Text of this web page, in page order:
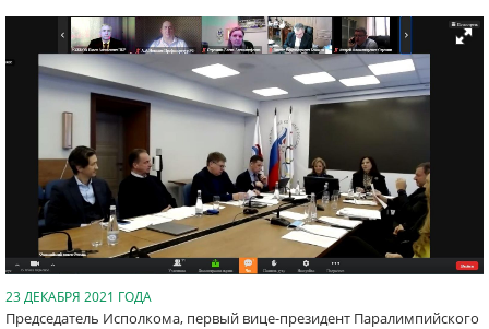
23 ДЕКАБРЯ 2021 ГОДА
Председатель Исполкома, первый вице-президент Паралимпийского